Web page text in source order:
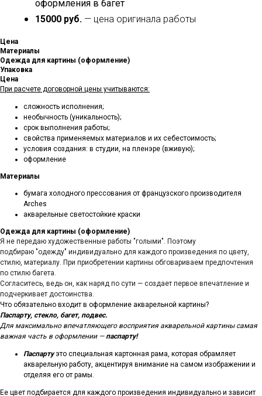
оформления в багет
15000 руб. — цена оригинала работы
Цена
Материалы
Одежда для картины (оформление)
Упаковка
Цена
При расчете договорной цены учитываются:
сложность исполнения;
необычность (уникальность);
срок выполнения работы;
свойства применяемых материалов и их себестоимость;
условия создания: в студии, на пленэре (вживую);
оформление
Материалы
бумага холодного прессования от французского производителя
Arches
акварельные светостойкие краски
Одежда для картины (оформление)
Я не передаю художественные работы "голыми". Поэтому
подбираю "одежду" индивидуально для каждого произведения по цвету,
стилю, материалу. При приобретении картины обговариваем предпочтения
по стилю багета.
Согласитесь, ведь он, как наряд по сути — создает первое впечатление и
подчеркивает достоинства.
Что обязательно входит в оформление акварельной картины?
Паспарту, стекло, багет, подвес.
Для максимально впечатляющего восприятия акварельной картины самая
важная часть в оформлении —паспарту!
Паспартуэто специальная картонная рама, которая обрамляет
акварельную работу, акцентируя внимание на самом изображении и
отделяя его от рамы.
Ее цвет подбирается для каждого произведения индивидуально и зависит